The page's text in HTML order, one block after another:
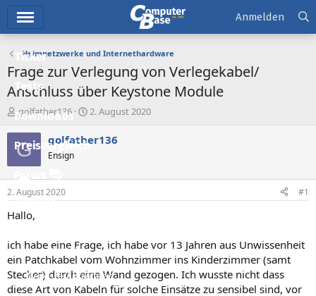
Ticker
Tests
Downloads
Preisvergleich
Forum
Aktuelles
Neue Beiträge
Neueste Aktivitäten
Anmelden
Heimnetzwerke und Internethardware
Frage zur Verlegung von Verlegekabel/
Anschluss über Keystone Module
E
r
s
t
l
e
r
golfather136
E
s
t
2. August 2020
G golfather136
Ensign
2. August 2020 #1
Hallo,
ich habe eine Frage, ich habe vor 13 Jahren aus Unwissenheit
ein Patchkabel vom Wohnzimmer ins Kinderzimmer (samt
Stecker) durch eine Wand gezogen. Ich wusste nicht dass
diese Art von Kabeln für solche Einsätze zu sensibel sind, vor